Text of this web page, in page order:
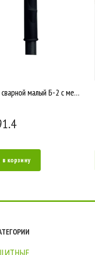
Ледоруб-топор сварной малый Б-2 с металической ручкой /5 У553
корзину